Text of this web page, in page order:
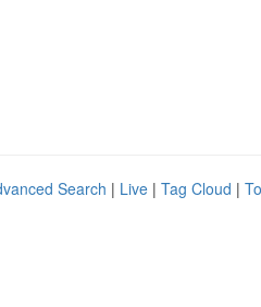
Search | Live | Tag Cloud |